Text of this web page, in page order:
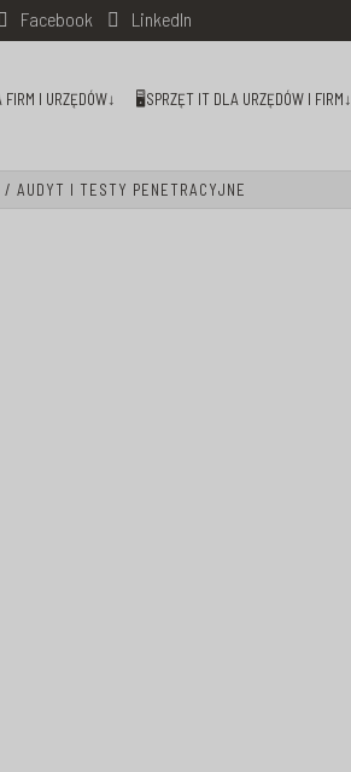
Facebook LinkedIn
I URZĘDÓW↓ 🖥️SPRZĘT IT DLA URZĘDÓW I FIRM↓
/ AUDYT I TESTY PENETRACYJNE